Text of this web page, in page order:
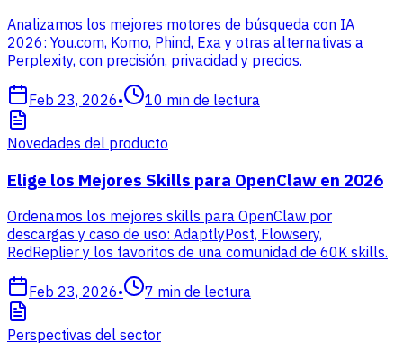
Analizamos los mejores motores de búsqueda con IA
2026: You.com, Komo, Phind, Exa y otras alternativas a
Perplexity, con precisión, privacidad y precios.
Feb 23, 2026• 10 min de lectura
Novedades del producto
Elige los Mejores Skills para OpenClaw en 2026
Ordenamos los mejores skills para OpenClaw por
descargas y caso de uso: AdaptlyPost, Flowsery,
RedReplier y los favoritos de una comunidad de 60K skills.
Feb 23, 2026• 7 min de lectura
Perspectivas del sector